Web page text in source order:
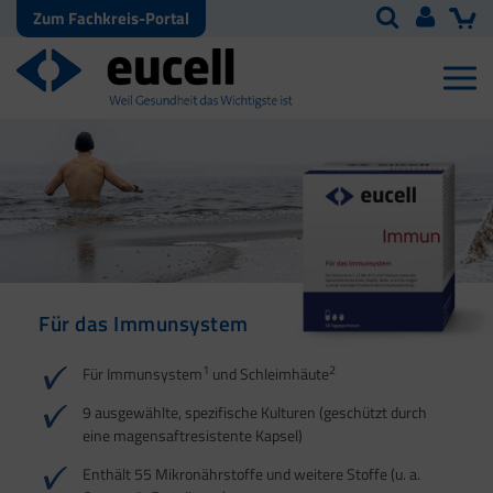
Zum Fachkreis-Portal
Für das Immunsystem
Für Immunsystem1 und Schleimhäute2
9 ausgewählte, spezifische Kulturen (geschützt durch
eine magensaftresistente Kapsel)
Enthält 55 Mikronährstoffe und weitere Stoffe (u. a.
Für Haut, Haare und
4
Für Ihre natürliche